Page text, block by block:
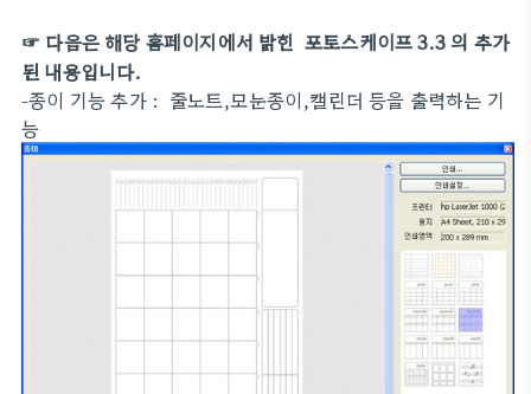
☞ 다음은 해당 홈페이지에서 밝힌 포토스케이프 3.3 의 추가
된 내용입니다.
-종이 기능 추가 : 줄노트,모눈종이,캘린더 등을 출력하는 기
능